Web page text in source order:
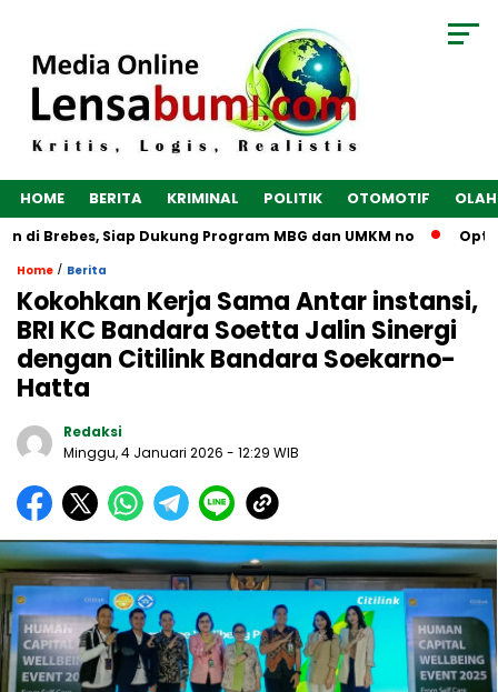
HOME BERITA KRIMINAL POLITIK OTOMOTIF
Brebes, Siap Dukung Program MBG dan UMKM no
Home / Berita
Kokohkan Kerja Sama Antar instansi,
BRI KC Bandara Soetta Jalin Sinergi
dengan Citilink Bandara Soekarno-
Hatta
Redaksi
Minggu, 4 Januari 2026 - 12:29 WIB